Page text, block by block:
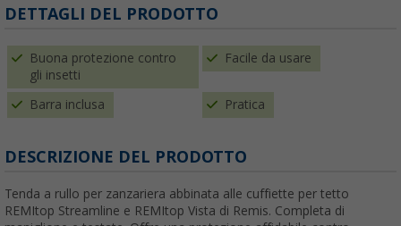
DETTAGLI DEL PRODOTTO
Buona protezione contro
gli insetti
Facile da usare
Barra inclusa Pratica
DESCRIZIONE DEL PRODOTTO
Tenda a rullo per zanzariera abbinata alle cuffiette per tetto
REMItop Streamline e REMItop Vista di Remis. Completa di